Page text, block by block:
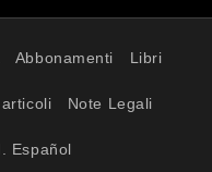
Abbonamenti Libri
Note Legali
Español